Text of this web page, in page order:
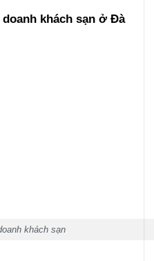
khách sạn ở Đà
khách sạn